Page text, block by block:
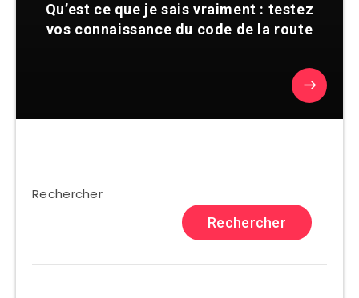
Qu’est ce que je sais vraiment : testez
vos connaissance du code de la route
Rechercher
Rechercher